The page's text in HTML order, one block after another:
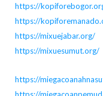
https://
https://
https://mixuejabar.org/
https://mixuesumut.org/
https://